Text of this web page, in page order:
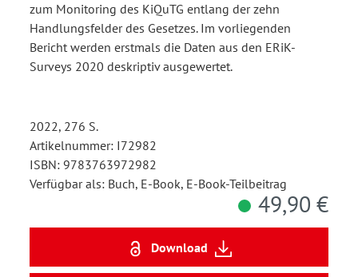
zum Monitoring des KiQuTG entlang der zehn
Handlungsfelder des Gesetzes. Im vorliegenden
Bericht werden erstmals die Daten aus den ERiK-
Surveys 2020 deskriptiv ausgewertet.
2022, 276 S.
Artikelnummer: I72982
ISBN: 9783763972982
Verfügbar als: Buch, E-Book, E-Book-Teilbeitrag
49,90 €
Download